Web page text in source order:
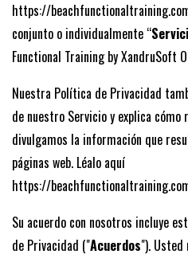
https://
conjunto o individualmente “
Functional Training by XandruSoft
Nuestra Política de Privacidad
de nuestro Servicio y explica cómo
divulgamos la información que
páginas web. Léalo aquí
https://
Su acuerdo con nosotros incluye
de Privacidad ("Acuerdos"). Usted